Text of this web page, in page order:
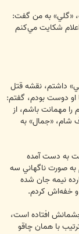
«گلي» به من گفت:
شكايت مي‌كنم
داشتم، نقشه قتل
او دوست بودم، گفتم:
مهمانت باشم، از
شام، «جمال» به
به دست آمده
به صورت ناگهاني سه
نيمه جان شده
و خفه‌اش كردم.
افتاده است،
با همان چاقو